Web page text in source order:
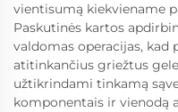
vientisumą kiekviename
Paskutinės kartos
valdomas operacijas, kad
atitinkančius griežtus
užtikrindami tinkamą
komponentais ir vienodą